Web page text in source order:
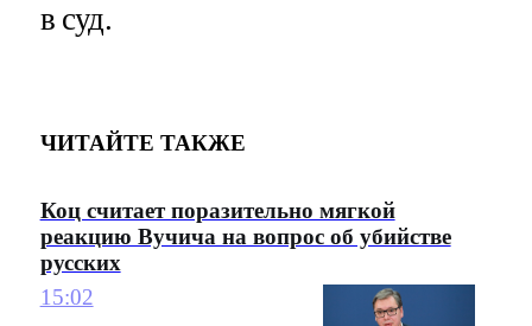
в суд.
ЧИТАЙТЕ ТАКЖЕ
Коц считает поразительно мягкой
реакцию Вучича на вопрос об убийстве
русских
15:02